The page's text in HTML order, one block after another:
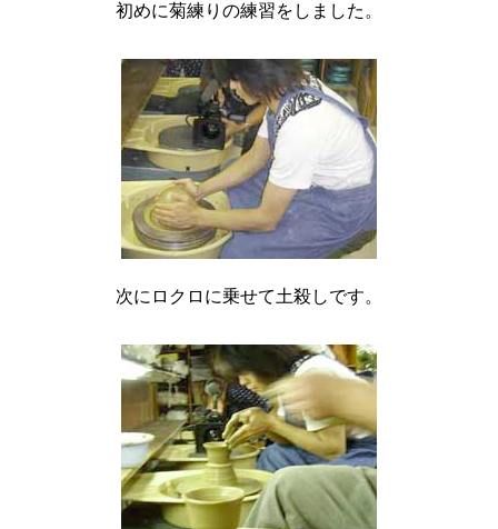
初めに菊練りの練習をしました。
次にロクロに乗せて土殺しです。